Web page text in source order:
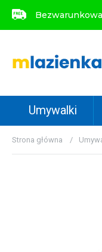
Umywalki
Strona główna